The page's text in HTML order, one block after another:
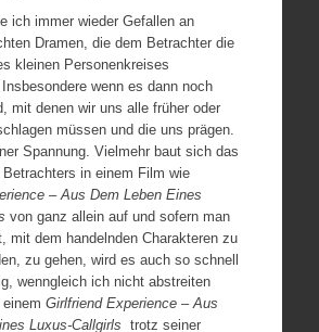
ich immer wieder Gefallen an
Dramen, die dem Betrachter die
kleinen Personenkreises
wenn es dann noch
mit denen wir uns alle früher oder
müssen und die uns prägen.
Spannung. Vielmehr baut sich das
in einem Film wie
– Aus Dem Leben Eines
von ganz allein auf und sofern man
mit dem handelnden Charakteren zu
zu gehen, wird es auch so schnell
wenngleich ich nicht abstreiten
Girlfriend Experience – Aus
Luxus-Callgirls trotz seiner